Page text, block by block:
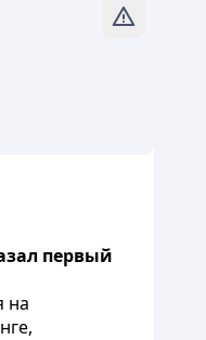
первый
на